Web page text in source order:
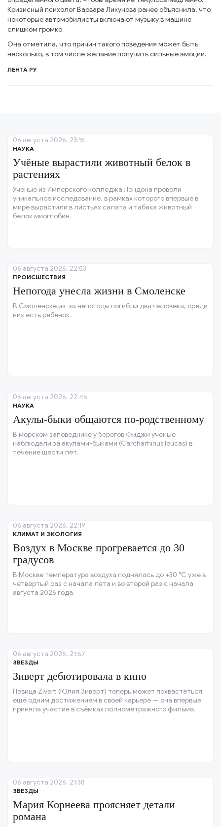
Кризисный психолог Варвара Ликунова ранее объяснила, что
некоторые автомобилисты включают музыку в машине
слишком громко.
Она отметила, что причин такого поведения может быть
несколько, в том числе желание получить сильные эмоции.
ЛЕНТА РУ
НАУКА
Учёные вырастили животный белок в
растениях
Учёные из Имперского колледжа Лондона провели
уникальное исследование, в рамках которого впервые в
мире вырастили в листьях салата и табака животный
белок миоглобин.
06 августа 2026, 23:15
ПРОИСШЕСТВИЯ
Непогода унесла жизни в Смоленске
В Смоленске из-за непогоды погибли два человека, среди
них есть ребёнок.
06 августа 2026, 22:53
НАУКА
Акулы-быки общаются по-родственному
В морском заповеднике у берегов Фиджи учёные
наблюдали за акулами-быками (Carcharhinus leucas) в
течение шести лет.
06 августа 2026, 22:45
КЛИМАТ И ЭКОЛОГИЯ
Воздух в Москве прогревается до 30
градусов
В Москве температура воздуха поднялась до +30 °C уже в
четвёртый раз с начала лета и во второй раз с начала
августа 2026 года.
06 августа 2026, 22:19
ЗВЕЗДЫ
Зиверт дебютировала в кино
Певица Zivert (Юлия Зиверт) теперь может похвастаться
ещё одним достижением в своей карьере — она впервые
приняла участие в съёмках полнометражного фильма.
06 августа 2026, 21:57
ЗВЕЗДЫ
Мария Корнеева проясняет детали
романа
06 августа 2026, 21:38